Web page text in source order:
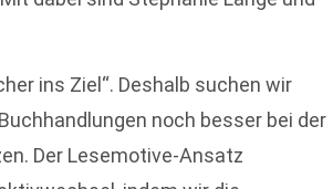
ins Ziel“. Deshalb suchen wir
noch besser bei der
Der Lesemotive-Ansatz